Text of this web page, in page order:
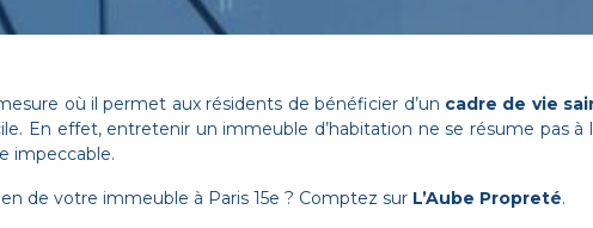
où il permet aux résidents de bénéficier d’un cadre de vie
En effet, entretenir un immeuble d’habitation ne se résume pas à
impeccable.
de votre immeuble à Paris 15e ? Comptez sur L’Aube Propreté.